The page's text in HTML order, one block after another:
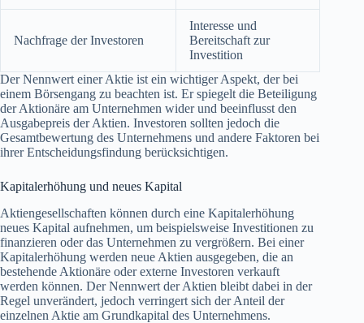
Nachfrage der Investoren
Interesse und
Bereitschaft zur
Investition
Der Nennwert einer Aktie ist ein wichtiger Aspekt, der bei
einem Börsengang zu beachten ist. Er spiegelt die Beteiligung
der Aktionäre am Unternehmen wider und beeinflusst den
Ausgabepreis der Aktien. Investoren sollten jedoch die
Gesamtbewertung des Unternehmens und andere Faktoren bei
ihrer Entscheidungsfindung berücksichtigen.
Kapitalerhöhung und neues Kapital
Aktiengesellschaften können durch eine Kapitalerhöhung
neues Kapital aufnehmen, um beispielsweise Investitionen zu
finanzieren oder das Unternehmen zu vergrößern. Bei einer
Kapitalerhöhung werden neue Aktien ausgegeben, die an
bestehende Aktionäre oder externe Investoren verkauft
werden können. Der Nennwert der Aktien bleibt dabei in der
Regel unverändert, jedoch verringert sich der Anteil der
einzelnen Aktie am Grundkapital des Unternehmens.